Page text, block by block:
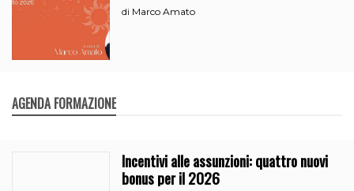
di Marco Amato
AGENDA FORMAZIONE
Incentivi alle assunzioni: quattro nuovi
bonus per il 2026